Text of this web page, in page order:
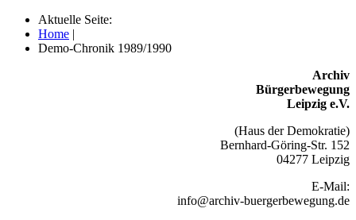
Aktuelle Seite:
Home |
Demo-Chronik 1989/1990
Archiv
Bürgerbewegung
Leipzig e.V.
(Haus der Demokratie)
Bernhard-Göring-Str. 152
04277 Leipzig
E-Mail:
info@archiv-buergerbewegung.de